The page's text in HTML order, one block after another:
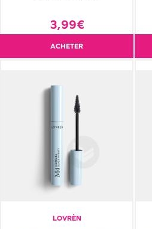
3,99€
ACHETER
LOVRÈN